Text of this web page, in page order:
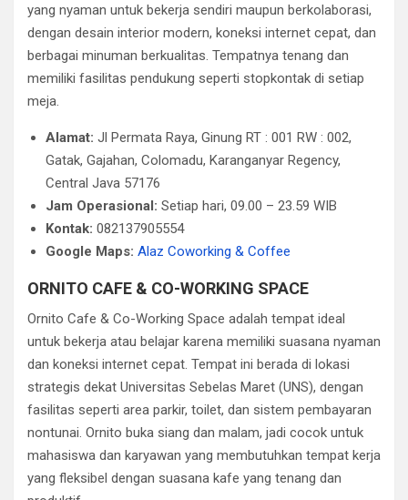
yang nyaman untuk bekerja sendiri maupun berkolaborasi,
dengan desain interior modern, koneksi internet cepat, dan
berbagai minuman berkualitas. Tempatnya tenang dan
memiliki fasilitas pendukung seperti stopkontak di setiap
meja.
Alamat: Jl Permata Raya, Ginung RT : 001 RW : 002,
Gatak, Gajahan, Colomadu, Karanganyar Regency,
Central Java 57176
Jam Operasional: Setiap hari, 09.00 – 23.59 WIB
Kontak: 082137905554
Google Maps: Alaz Coworking & Coffee
ORNITO CAFE & CO-WORKING SPACE
Ornito Cafe & Co-Working Space adalah tempat ideal
untuk bekerja atau belajar karena memiliki suasana nyaman
dan koneksi internet cepat. Tempat ini berada di lokasi
strategis dekat Universitas Sebelas Maret (UNS), dengan
fasilitas seperti area parkir, toilet, dan sistem pembayaran
nontunai. Ornito buka siang dan malam, jadi cocok untuk
mahasiswa dan karyawan yang membutuhkan tempat kerja
yang fleksibel dengan suasana kafe yang tenang dan